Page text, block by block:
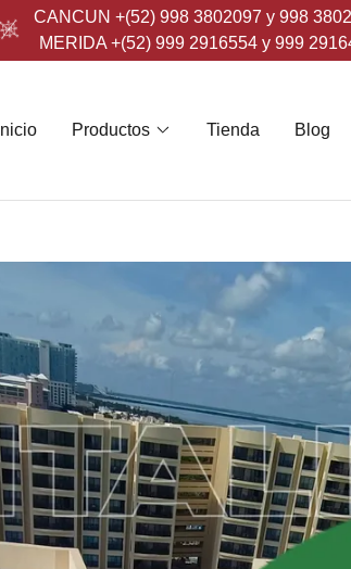
CANCUN +(52) 998 3802097 y 998
MERIDA +(52) 999 2916554 y 999
Inicio Productos Tienda Blog